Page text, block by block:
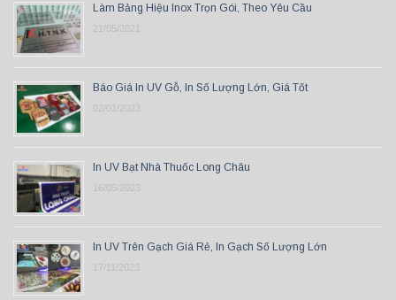
Làm Bảng Hiệu Inox Trọn Gói, Theo Yêu Cầu
21/05/2021
Báo Giá In UV Gỗ, In Số Lượng Lớn, Giá Tốt
02/01/2023
In UV Bạt Nhà Thuốc Long Châu
16/05/2023
In UV Trên Gạch Giá Rẻ, In Gạch Số Lượng Lớn
17/11/2023